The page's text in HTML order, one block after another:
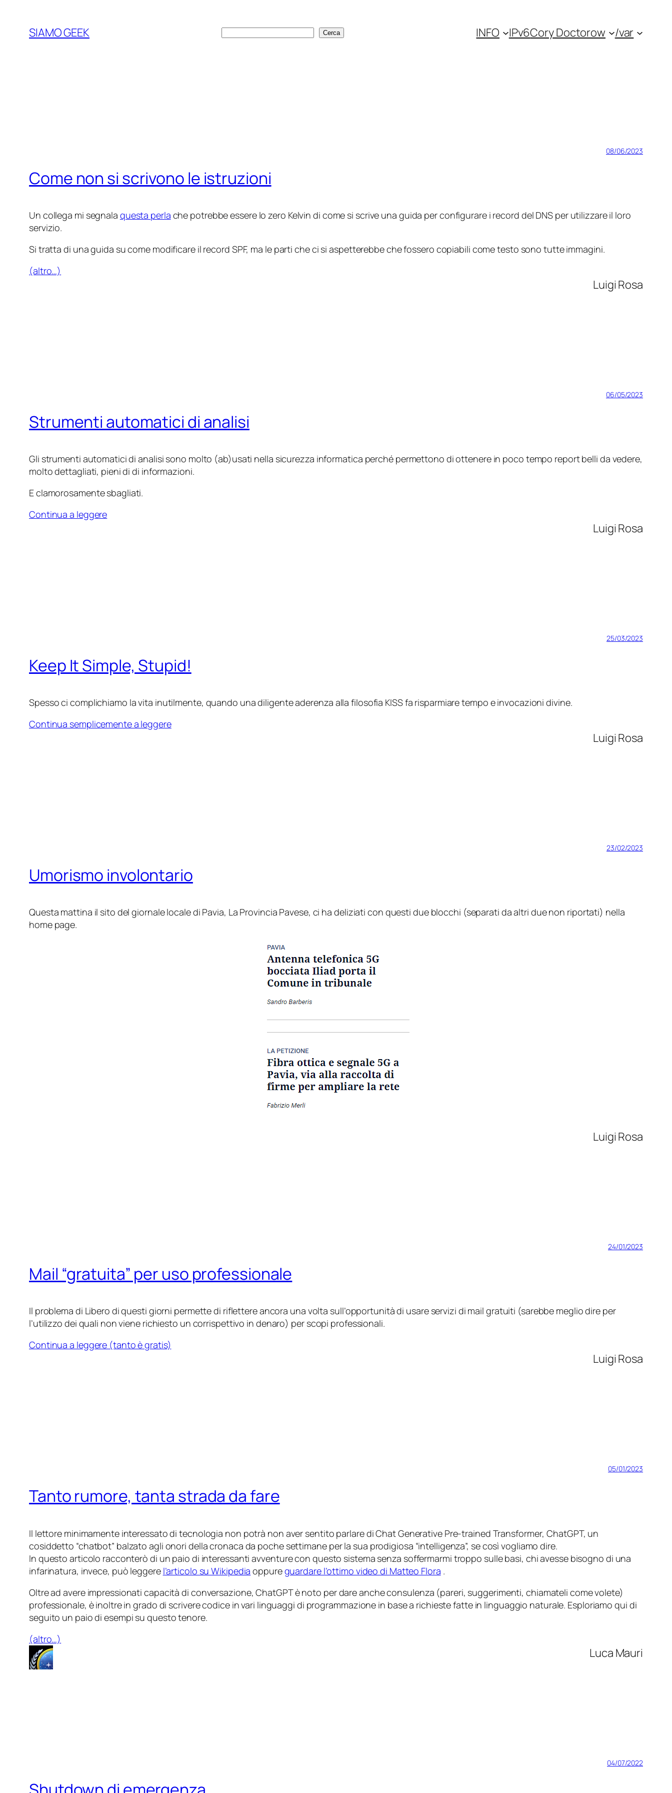
contenuto
SIAMO GEEK Cerca Cerca INFO IPv6Cory Doctorow /var
08/06/2023
Come non si scrivono le istruzioni
Un collega mi segnala questa perla che potrebbe essere lo zero Kelvin di come si scrive una guida per configurare i record del DNS per utilizzare il loro
servizio.
Si tratta di una guida su come modificare il record SPF, ma le parti che ci si aspetterebbe che fossero copiabili come testo sono tutte immagini.
(altro…)
Luigi Rosa
06/05/2023
Strumenti automatici di analisi
Gli strumenti automatici di analisi sono molto (ab)usati nella sicurezza informatica perché permettono di ottenere in poco tempo report belli da vedere,
molto dettagliati, pieni di di informazioni.
E clamorosamente sbagliati.
Continua a leggere
Luigi Rosa
25/03/2023
Keep It Simple, Stupid!
Spesso ci complichiamo la vita inutilmente, quando una diligente aderenza alla filosofia KISS fa risparmiare tempo e invocazioni divine.
Continua semplicemente a leggere
Luigi Rosa
23/02/2023
Umorismo involontario
Questa mattina il sito del giornale locale di Pavia, La Provincia Pavese, ci ha deliziati con questi due blocchi (separati da altri due non riportati) nella
home page.
Luigi Rosa
24/01/2023
Mail “gratuita” per uso professionale
Il problema di Libero di questi giorni permette di riflettere ancora una volta sull’opportunità di usare servizi di mail gratuiti (sarebbe meglio dire per
l’utilizzo dei quali non viene richiesto un corrispettivo in denaro) per scopi professionali.
Continua a leggere (tanto è gratis)
Luigi Rosa
05/01/2023
Tanto rumore, tanta strada da fare
Il lettore minimamente interessato di tecnologia non potrà non aver sentito parlare diChat Generative Pre-trained Transformer, ChatGPT, un
cosiddetto “chatbot” balzato agli onori della cronaca da poche settimane per la sua prodigiosa “intelligenza”, se così vogliamo dire.
In questo articolo racconterò di un paio di interessantiavventurecon questo sistema senza soffermarmi troppo sulle basi, chi avesse bisogno di una
infarinatura, invece, può leggere l’articolo su Wikipedia oppureguardare l’ottimo video di Matteo Flora .
Oltre ad avere impressionati capacità di conversazione, ChatGPT è noto per dare ancheconsulenza (pareri, suggerimenti, chiamateli come volete)
professionale, è inoltre in grado di scrivere codice in vari linguaggi di programmazione in base a richieste fatte in linguaggio naturale. Esploriamo qui di
seguito un paio di esempi su questo tenore.
(altro…)
Luca Mauri
04/07/2022